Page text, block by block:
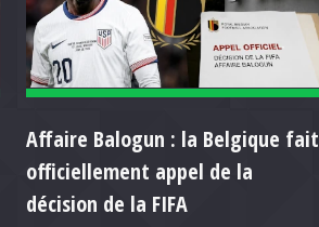
Affaire Balogun : la Belgique fait
officiellement appel de la
décision de la FIFA